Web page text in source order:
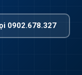
0902.678.327